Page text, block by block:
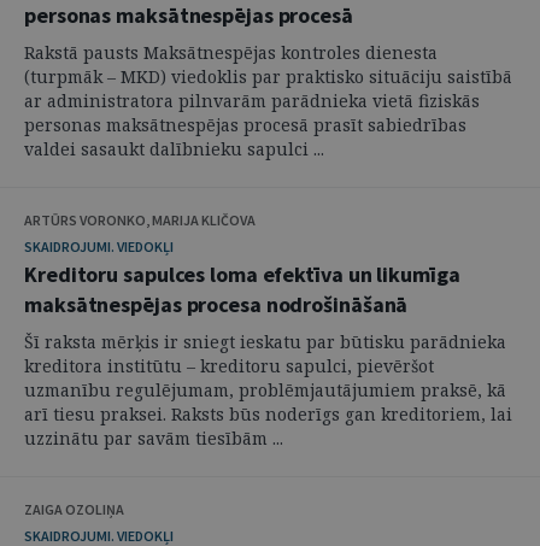
personas maksātnespējas procesā
Rakstā pausts Maksātnespējas kontroles dienesta
(turpmāk – MKD) viedoklis par praktisko situāciju saistībā
ar administratora pilnvarām parādnieka vietā fiziskās
personas maksātnespējas procesā prasīt sabiedrības
valdei sasaukt dalībnieku sapulci ...
ARTŪRS VORONKO, MARIJA KLIČOVA
SKAIDROJUMI. VIEDOKĻI
Kreditoru sapulces loma efektīva un likumīga
maksātnespējas procesa nodrošināšanā
Šī raksta mērķis ir sniegt ieskatu par būtisku parādnieka
kreditora institūtu – kreditoru sapulci, pievēršot
uzmanību regulējumam, problēmjautājumiem praksē, kā
arī tiesu praksei. Raksts būs noderīgs gan kreditoriem, lai
uzzinātu par savām tiesībām ...
ZAIGA OZOLIŅA
SKAIDROJUMI. VIEDOKĻI